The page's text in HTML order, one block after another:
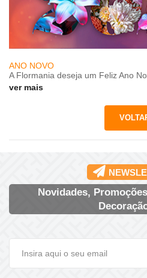
ANO NOVO
A Flormania deseja um Feliz Ano
ver mais
Novidades,